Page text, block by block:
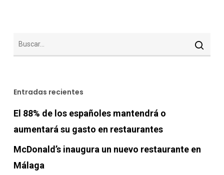
Entradas recientes
El 88% de los españoles mantendrá o
aumentará su gasto en restaurantes
McDonald’s inaugura un nuevo restaurante en
Málaga